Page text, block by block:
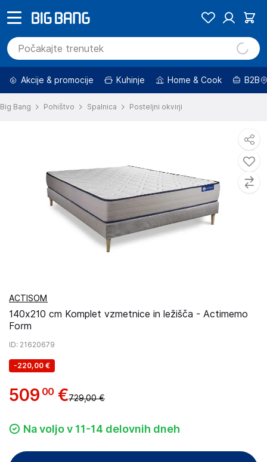
Akcije & promocije Kuhinje Home & Cook B2B
Big Bang Pohištvo Spalnica Posteljni okvirji
ACTISOM
140x210 cm Komplet vzmetnice in ležišča - Actimemo
Form
ID: 21620679
-220,00 €
509 00 €729,00 €
Na voljo v 11-14 delovnih dneh